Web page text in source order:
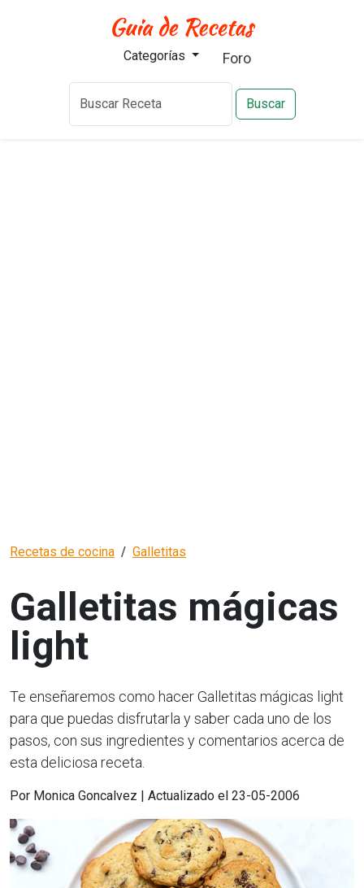
Categorías Foro
Buscar
Recetas de cocina Galletitas
Galletitas mágicas
light
Te enseñaremos como hacer Galletitas mágicas light
para que puedas disfrutarla y saber cada uno de los
pasos, con sus ingredientes y comentarios acerca de
esta deliciosa receta.
Por Monica Goncalvez | Actualizado el 23-05-2006